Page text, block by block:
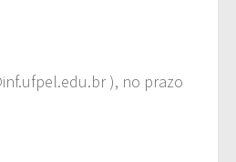
), no prazo